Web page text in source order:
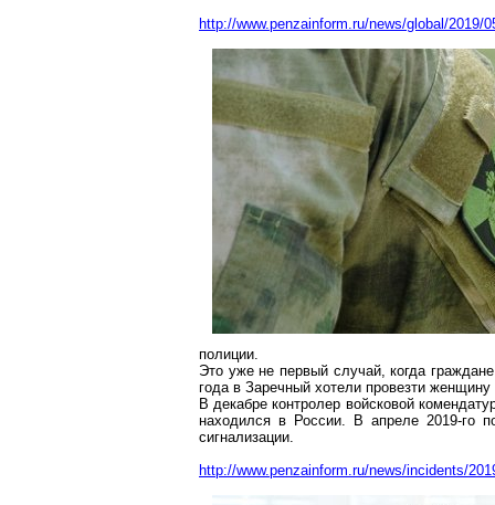
http://www.penzainform.ru/news/global/
полиции.
Это уже не первый случай, когда
года в Заречный хотели провезти
В декабре контролер войсковой
находился в России. В апреле 2019-го
сигнализации.
http://www.penzainform.ru/news/incidents/